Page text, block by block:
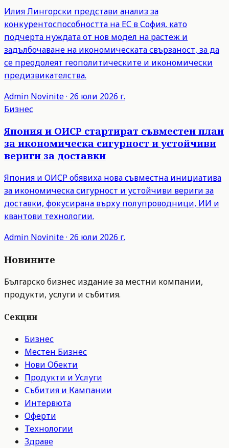
Илия Лингорски представи анализ за
конкурентоспособността на ЕС в София, като
подчерта нуждата от нов модел на растеж и
задълбочаване на икономическата свързаност, за да
се преодолеят геополитическите и икономически
предизвикателства.
Admin Novinite· 26 юли 2026 г.
Бизнес
Япония и ОИСР стартират съвместен план
за икономическа сигурност и устойчиви
вериги за доставки
Япония и ОИСР обявиха нова съвместна инициатива
за икономическа сигурност и устойчиви вериги за
доставки, фокусирана върху полупроводници, ИИ и
квантови технологии.
Admin Novinite· 26 юли 2026 г.
Новините
Българско бизнес издание за местни компании,
продукти, услуги и събития.
Секции
Бизнес
Местен Бизнес
Нови Обекти
Продукти и Услуги
Събития и Кампании
Интервюта
Оферти
Технологии
Здраве